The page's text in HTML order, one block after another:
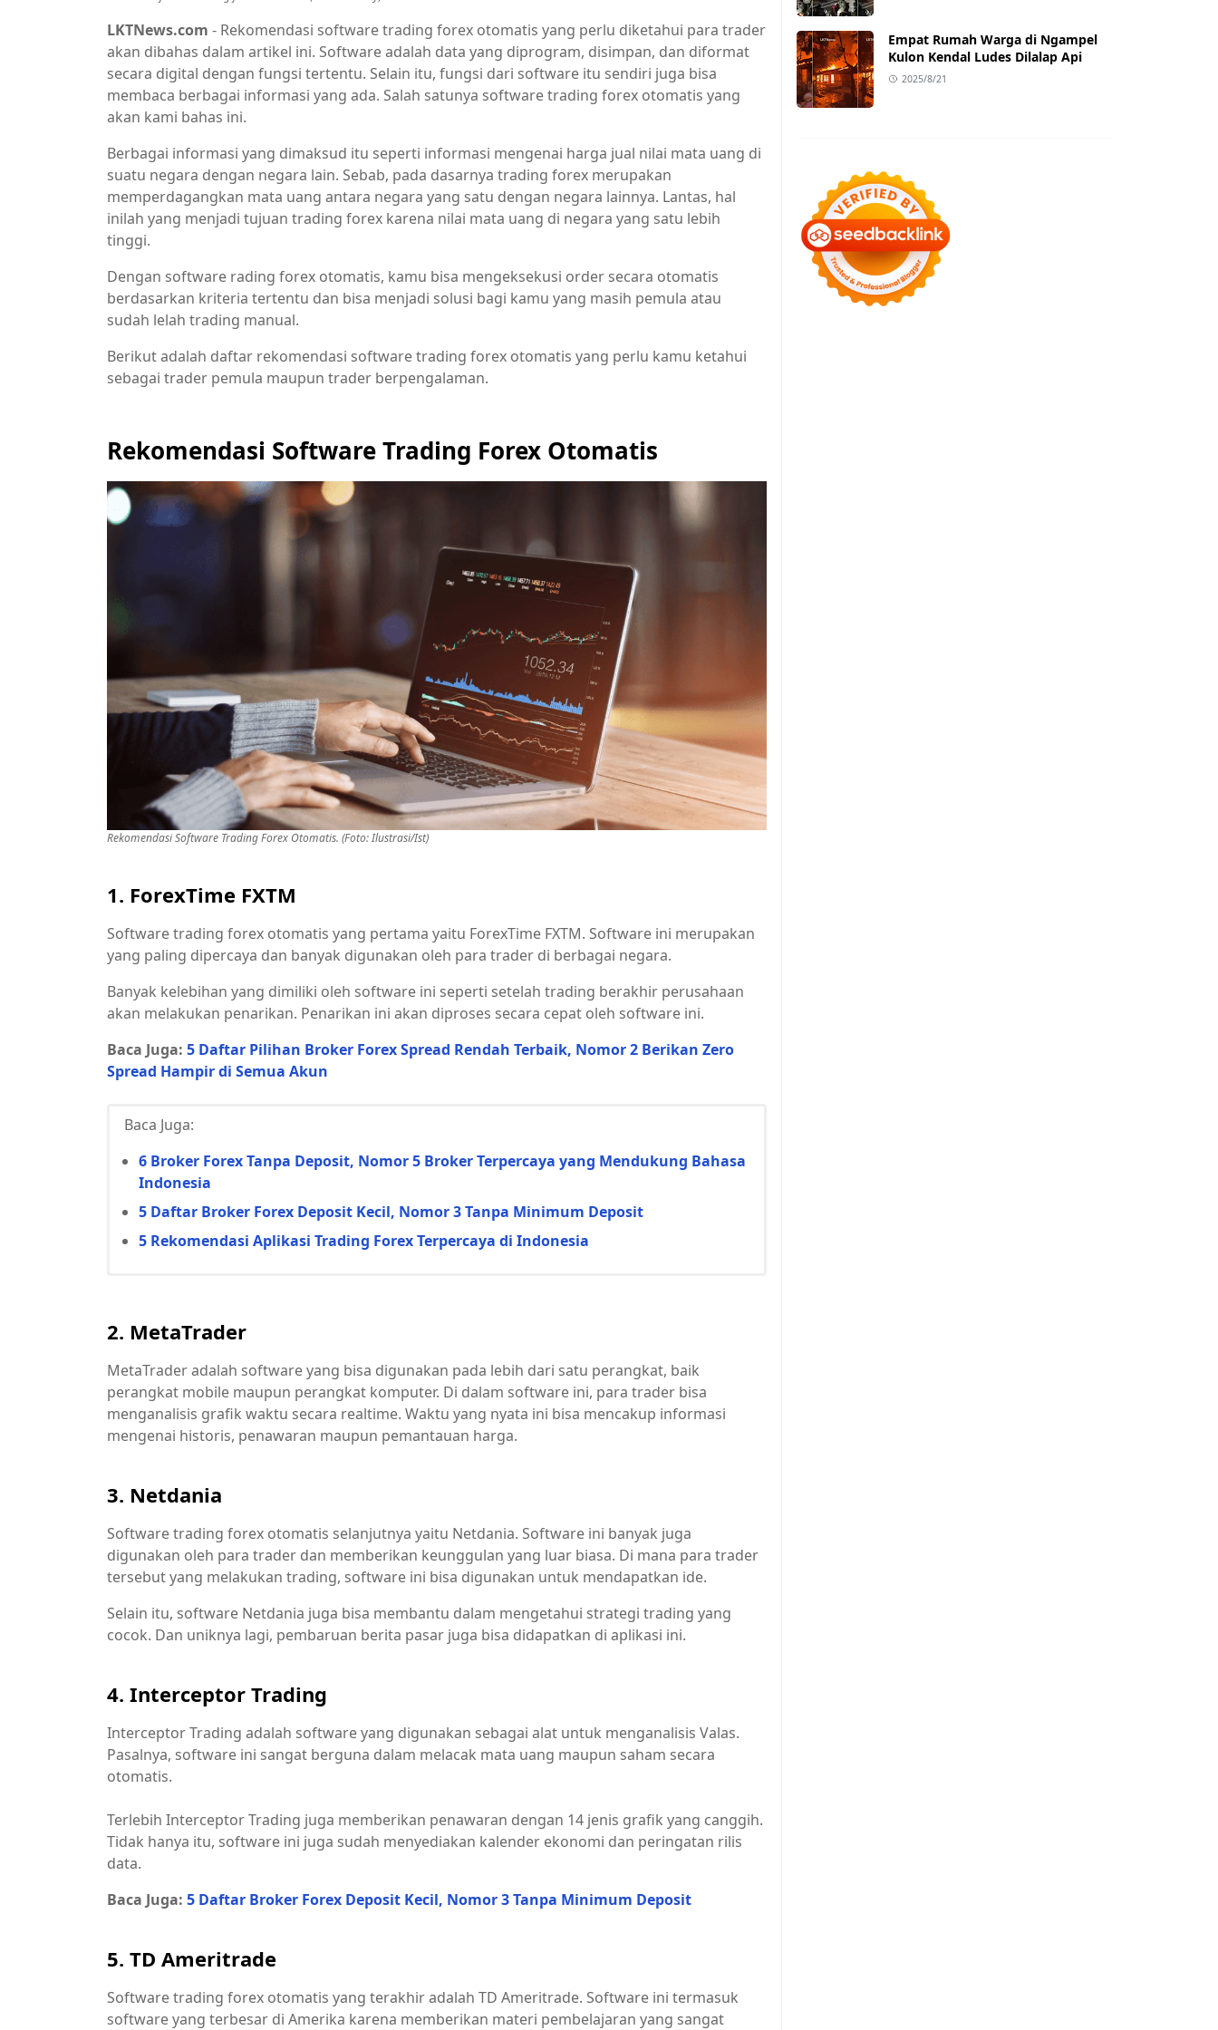
LKTNews.com - Rekomendasi software trading forex otomatis yang perlu diketahui para trader
akan dibahas dalam artikel ini. Software adalah data yang diprogram, disimpan, dan diformat
secara digital dengan fungsi tertentu. Selain itu, fungsi dari software itu sendiri juga bisa
membaca berbagai informasi yang ada. Salah satunya software trading forex otomatis yang
akan kami bahas ini.
Berbagai informasi yang dimaksud itu seperti informasi mengenai harga jual nilai mata uang di
suatu negara dengan negara lain. Sebab, pada dasarnya trading forex merupakan
memperdagangkan mata uang antara negara yang satu dengan negara lainnya. Lantas, hal
inilah yang menjadi tujuan trading forex karena nilai mata uang di negara yang satu lebih
tinggi.
Dengan software rading forex otomatis, kamu bisa mengeksekusi order secara otomatis
berdasarkan kriteria tertentu dan bisa menjadi solusi bagi kamu yang masih pemula atau
sudah lelah trading manual.
Berikut adalah daftar rekomendasi software trading forex otomatis yang perlu kamu ketahui
sebagai trader pemula maupun trader berpengalaman.
Rekomendasi Software Trading Forex Otomatis
Rekomendasi Software Trading Forex Otomatis. (Foto: Ilustrasi/Ist)
1. ForexTime FXTM
Software trading forex otomatis yang pertama yaitu ForexTime FXTM. Software ini merupakan
yang paling dipercaya dan banyak digunakan oleh para trader di berbagai negara.
Banyak kelebihan yang dimiliki oleh software ini seperti setelah trading berakhir perusahaan
akan melakukan penarikan. Penarikan ini akan diproses secara cepat oleh software ini.
Baca Juga: 5 Daftar Pilihan Broker Forex Spread Rendah Terbaik, Nomor 2 Berikan Zero
Spread Hampir di Semua Akun
Baca Juga:
6 Broker Forex Tanpa Deposit, Nomor 5 Broker Terpercaya yang Mendukung Bahasa
Indonesia
5 Daftar Broker Forex Deposit Kecil, Nomor 3 Tanpa Minimum Deposit
5 Rekomendasi Aplikasi Trading Forex Terpercaya di Indonesia
2. MetaTrader
MetaTrader adalah software yang bisa digunakan pada lebih dari satu perangkat, baik
perangkat mobile maupun perangkat komputer. Di dalam software ini, para trader bisa
menganalisis grafik waktu secara realtime. Waktu yang nyata ini bisa mencakup informasi
mengenai historis, penawaran maupun pemantauan harga.
3. Netdania
Software trading forex otomatis selanjutnya yaitu Netdania. Software ini banyak juga
digunakan oleh para trader dan memberikan keunggulan yang luar biasa. Di mana para trader
tersebut yang melakukan trading, software ini bisa digunakan untuk mendapatkan ide.
Selain itu, software Netdania juga bisa membantu dalam mengetahui strategi trading yang
cocok. Dan uniknya lagi, pembaruan berita pasar juga bisa didapatkan di aplikasi ini.
4. Interceptor Trading
Interceptor Trading adalah software yang digunakan sebagai alat untuk menganalisis Valas.
Pasalnya, software ini sangat berguna dalam melacak mata uang maupun saham secara
otomatis.
Terlebih Interceptor Trading juga memberikan penawaran dengan 14 jenis grafik yang canggih.
Tidak hanya itu, software ini juga sudah menyediakan kalender ekonomi dan peringatan rilis
data.
Baca Juga: 5 Daftar Broker Forex Deposit Kecil, Nomor 3 Tanpa Minimum Deposit
5. TD Ameritrade
Software trading forex otomatis yang terakhir adalah TD Ameritrade. Software ini termasuk
software yang terbesar di Amerika karena memberikan materi pembelajaran yang sangat
Empat Rumah Warga di Ngampel
Kulon Kendal Ludes Dilalap Api
2025/8/21